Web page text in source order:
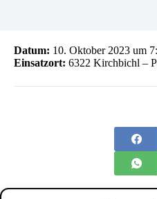
Datum: 10. Oktober 2023 um
Einsatzort: 6322 Kirchbichl –